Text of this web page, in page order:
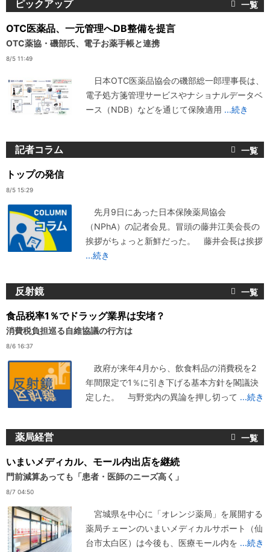
ピックアップ
OTC医薬品、一元管理へDB整備を提言
OTC薬協・磯部氏、電子お薬手帳と連携
8/5 11:49
日本OTC医薬品協会の磯部総一郎理事長は、
電子処方箋管理サービスやナショナルデータベ
ース（NDB）などを通じて保険適用 ...続き
記者コラム
トップの発信
8/5 15:29
先月9日にあった日本保険薬局協会
（NPhA）の記者会見。冒頭の藤井江美会長の
挨拶がちょっと新鮮だった。 藤井会長は挨拶
...続き
反射鏡
食品税率1％でドラッグ業界は安堵？
消費税負担巡る自維協議の行方は
8/6 16:37
政府が来年4月から、飲食料品の消費税を2
年間限定で1％に引き下げる基本方針を閣議決
定した。 与野党内の異論を押し切って ...続き
薬局経営
いまいメディカル、モール内出店を継続
門前減算あっても「患者・医師のニーズ高く」
8/7 04:50
宮城県を中心に「オレンジ薬局」を展開する
薬局チェーンのいまいメディカルサポート（仙
台市太白区）は今後も、医療モール内を ...続き